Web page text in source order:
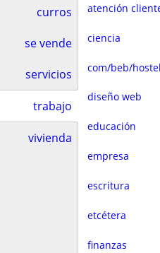
curros
se vende
servicios
trabajo
vivienda
atención
ciencia
com/beb/hostel
diseño web
educación
empresa
escritura
etcétera
finanzas